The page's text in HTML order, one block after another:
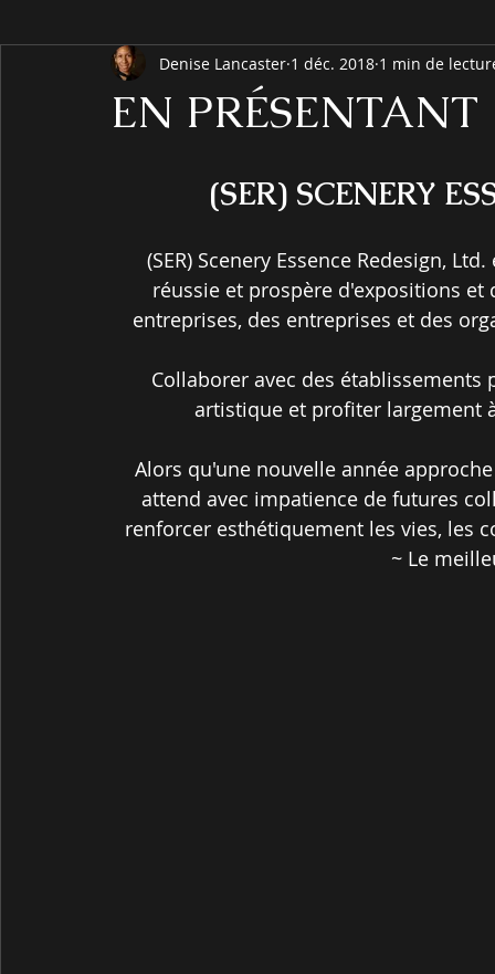
EN PRÉSENTANT
Denise Lancaster 1 déc. 2018 1 min de
(SER) SCENERY
(SER) Scenery Essence Redesign,
réussie et prospère d'expositions
entreprises, des entreprises et des
Collaborer avec des
artistique et profiter largement
Alors qu'une nouvelle année
attend avec impatience de futures
renforcer esthétiquement les vies, les
~ Le